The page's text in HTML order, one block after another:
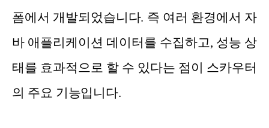
폼에서 개발되었습니다. 즉 여러 환경에서 자
바 애플리케이션 데이터를 수집하고, 성능 상
태를 효과적으로 할 수 있다는 점이 스카우터
의 주요 기능입니다.